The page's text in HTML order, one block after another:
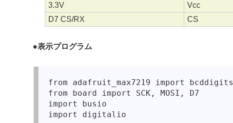
3.3V
Vcc
D7 CS/RX
CS
●表示プログラム
from adafruit_max7219 import bcddigits
from board import SCK, MOSI, D7
import busio
import digitalio